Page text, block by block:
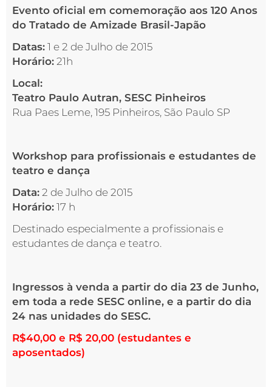
Evento oficial em comemoração aos 120 Anos
do Tratado de Amizade Brasil-Japão
Datas: 1 e 2 de Julho de 2015
Horário: 21h
Local:
Teatro Paulo Autran, SESC Pinheiros
Rua Paes Leme, 195 Pinheiros, São Paulo SP
Workshop para profissionais e estudantes de
teatro e dança
Data: 2 de Julho de 2015
Horário: 17 h
Destinado especialmente a profissionais e
estudantes de dança e teatro.
Ingressos à venda a partir do dia 23 de Junho,
em toda a rede SESC online, e a partir do dia
24 nas unidades do SESC.
R$40,00 e R$ 20,00 (estudantes e
aposentados)